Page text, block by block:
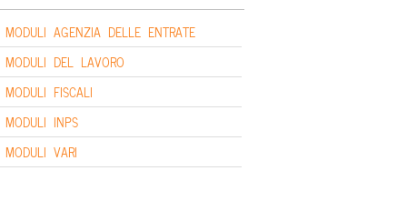
MODULI AGENZIA DELLE ENTRATE
MODULI DEL LAVORO
MODULI FISCALI
MODULI INPS
MODULI VARI